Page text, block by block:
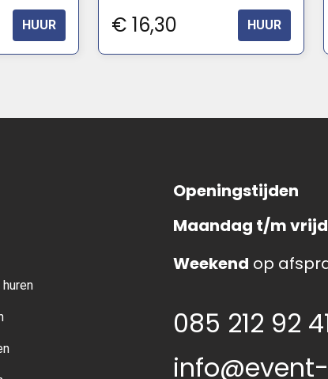
HUUR € 16,30 HUUR
Openingstijden
Maandag t/m
Weekend op
085 212 92